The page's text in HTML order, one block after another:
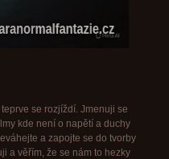
se rozjíždí. Jmenuji se
kde není o napětí a duchy
a zapojte se do tvorby
a věřím, že se nám to hezky